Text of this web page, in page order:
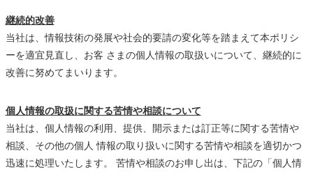
継続的改善
当社は、情報技術の発展や社会的要請の変化等を踏まえて本ポリシ
ーを適宜見直し、お客 さまの個人情報の取扱いについて、継続的に
改善に努めてまいります。
個人情報の取扱に関する苦情や相談について
当社は、個人情報の利用、提供、開示または訂正等に関する苦情や
相談、その他の個人 情報の取り扱いに関する苦情や相談を適切かつ
迅速に処理いたします。 苦情や相談のお申し出は、下記の「個人情